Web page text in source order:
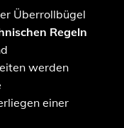
Überrollbügel
Regeln
werden
einer